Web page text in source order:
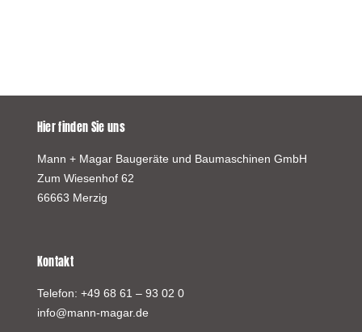
Hier finden Sie uns
Mann + Magar Baugeräte und Baumaschinen GmbH
Zum Wiesenhof 62
66663 Merzig
Kontakt
Telefon: +49 68 61 – 93 02 0
info@mann-magar.de